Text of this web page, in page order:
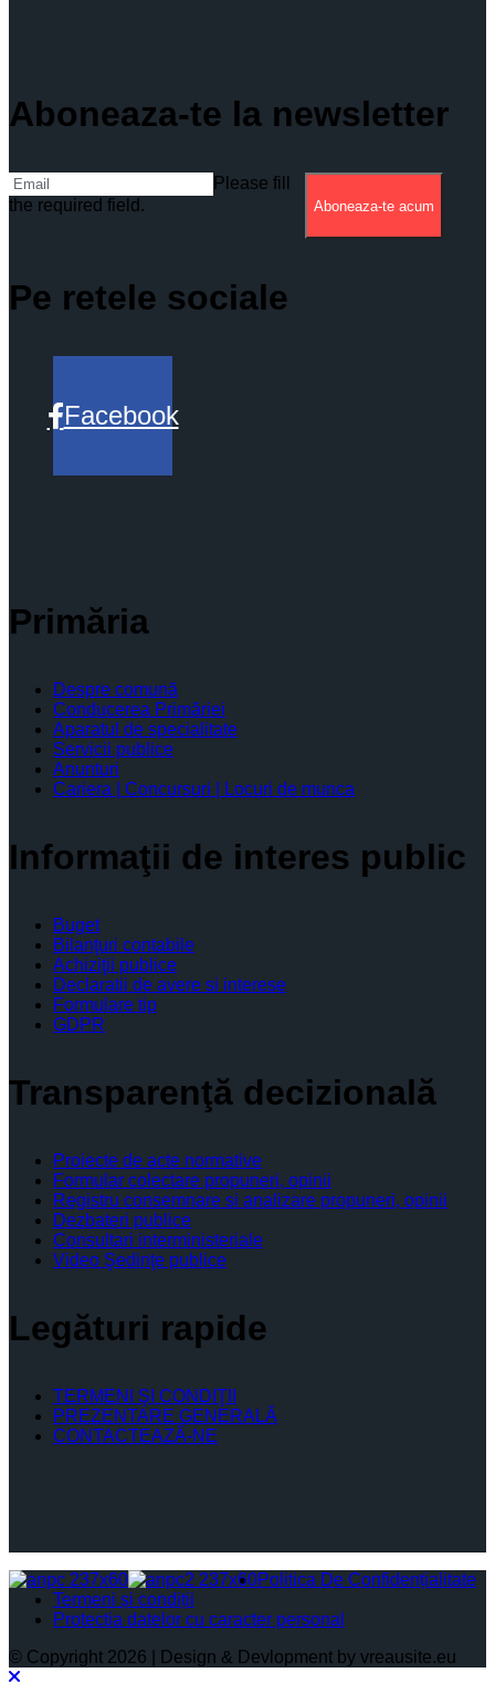
Aboneaza-te la newsletter
Please fill
the required field.
Aboneaza-te acum
Pe retele sociale
Facebook
Primăria
Despre comună
Conducerea Primăriei
Aparatul de specialitate
Servicii publice
Anunturi
Cariera | Concursuri | Locuri de munca
Informaţii de interes public
Buget
Bilanţuri contabile
Achiziţii publice
Declaratii de avere si interese
Formulare tip
GDPR
Transparenţă decizională
Proiecte de acte normative
Formular colectare propuneri, opinii
Registru consemnare si analizare propuneri, opinii
Dezbateri publice
Consultari interministeriale
Video Şedinţe publice
Legături rapide
TERMENI ŞI CONDIŢII
PREZENTARE GENERALĂ
CONTACTEAZĂ-NE
Politica De Confidențialitate
Termeni și condiții
Protectia datelor cu caracter personal
© Copyright 2026 | Design & Devlopment by vreausite.eu